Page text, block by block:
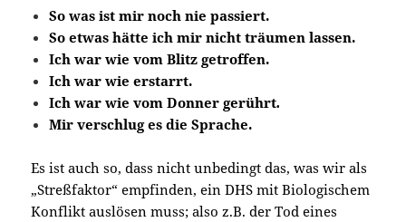
So was ist mir noch nie passiert.
So etwas hätte ich mir nicht träumen lassen.
Ich war wie vom Blitz getroffen.
Ich war wie erstarrt.
Ich war wie vom Donner gerührt.
Mir verschlug es die Sprache.
Es ist auch so, dass nicht unbedingt das, was wir als
„Streßfaktor“ empfinden, ein DHS mit Biologischem
Konflikt auslösen muss; also z.B. der Tod eines